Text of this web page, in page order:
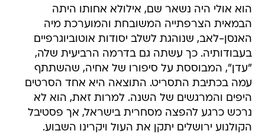
הוא אולי היה נשאר שם, אילולא אחותו היתה
הבמאית הצרפתייה המשובחת והמוערכת מיה
האנסן-לאב, שנוהגת לשלב יסודות אוטוביוגרפיים
בעבודותיה. כך עשתה גם בדרמה הרביעית שלה,
"עדן", המבוססת על סיפורו של אחיה, שהשתתף
עמה בכתיבת התסריט. התוצאה היא אחד הסרטים
היפים והמרגשים של השנה. למרות זאת, הוא לא
נרכש כרגע להפצה מסחרית בישראל, אך פסטיבל
הקולנוע ירושלים יתקן את העול ויקרינו השבוע.